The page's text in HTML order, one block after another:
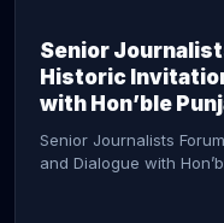
Senior
Historic
with Hon’ble
Senior Journalists
and Dialogue with